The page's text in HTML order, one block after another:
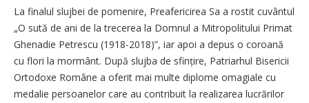
La finalul slujbei de pomenire, Preafericirea Sa a rostit cuvântul
„O sută de ani de la trecerea la Domnul a Mitropolitului Primat
Ghenadie Petrescu (1918-2018)”, iar apoi a depus o coroană
cu flori la mormânt. După slujba de sfințire, Patriarhul Bisericii
Ortodoxe Române a oferit mai multe diplome omagiale cu
medalie persoanelor care au contribuit la realizarea lucrărilor